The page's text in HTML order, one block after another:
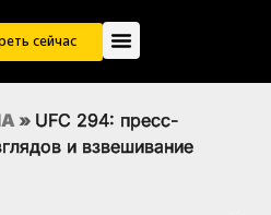
сейчас
» UFC 294: пресс-
и взвешивание